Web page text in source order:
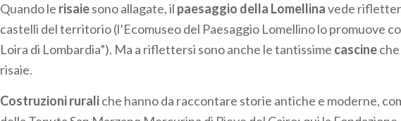
Quando le risaiesono allagate, il paesaggio della Lomellinavede
castelli del territorio (l’Ecomuseo del Paesaggio Lomellino lo promuove
Loira di Lombardia”). Ma a riflettersi sono anche le tantissime cascine
risaie.
Costruzioni ruraliche hanno da raccontare storie antiche e moderne,